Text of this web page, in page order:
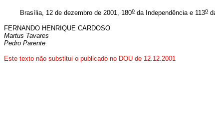
Brasília, 12 de dezembro de 2001, 180o da Independência e 113o
FERNANDO HENRIQUE CARDOSO
Martus Tavares
Pedro Parente
Este texto não substitui o publicado no DOU de 12.12.2001